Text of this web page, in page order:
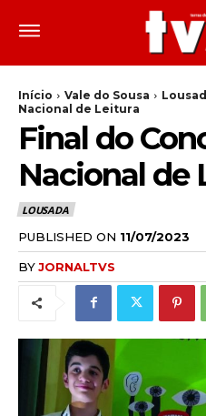
Início Vale do Sousa
Nacional de Leitura
Final do
Nacional de
LOUSADA
PUBLISHED ON 11/07/2023
BYJORNALTVS